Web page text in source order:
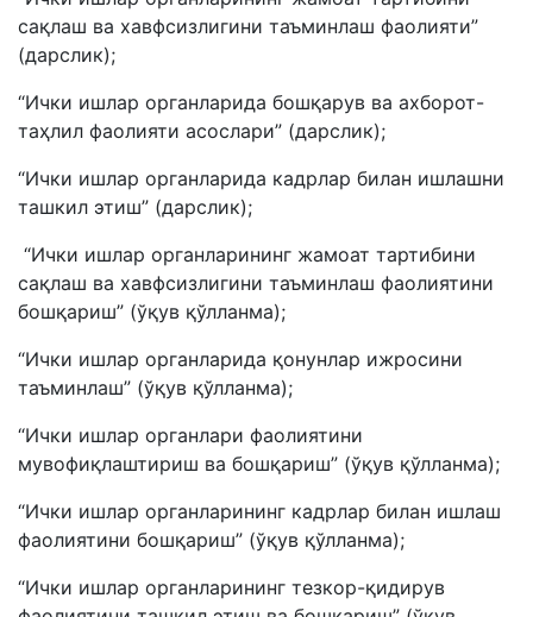
сақлаш ва хавфсизлигини таъминлаш фаолияти”
(дарслик);
“Ички ишлар органларида бошқарув ва ахборот-
таҳлил фаолияти асослари” (дарслик);
“Ички ишлар органларида кадрлар билан ишлашни
ташкил этиш” (дарслик);
“Ички ишлар органларининг жамоат тартибини
сақлаш ва хавфсизлигини таъминлаш фаолиятини
бошқариш” (ўқув қўлланма);
“Ички ишлар органларида қонунлар ижросини
таъминлаш” (ўқув қўлланма);
“Ички ишлар органлари фаолиятини
мувофиқлаштириш ва бошқариш” (ўқув қўлланма);
“Ички ишлар органларининг кадрлар билан ишлаш
фаолиятини бошқариш” (ўқув қўлланма);
“Ички ишлар органларининг тезкор-қидирув